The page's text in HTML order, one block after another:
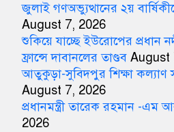
জুলাই গণঅভ্যুত্থানের ২য়
August 7, 2026
শুকিয়ে যাচ্ছে ইউরোপের প্রধান
ফ্রান্সে দাবানলের তাণ্ডব August
আতুকুড়া-সুবিদপুর শিক্ষা কল্যাণ
August 7, 2026
প্রধানমন্ত্রী তারেক রহমান -এম
2026